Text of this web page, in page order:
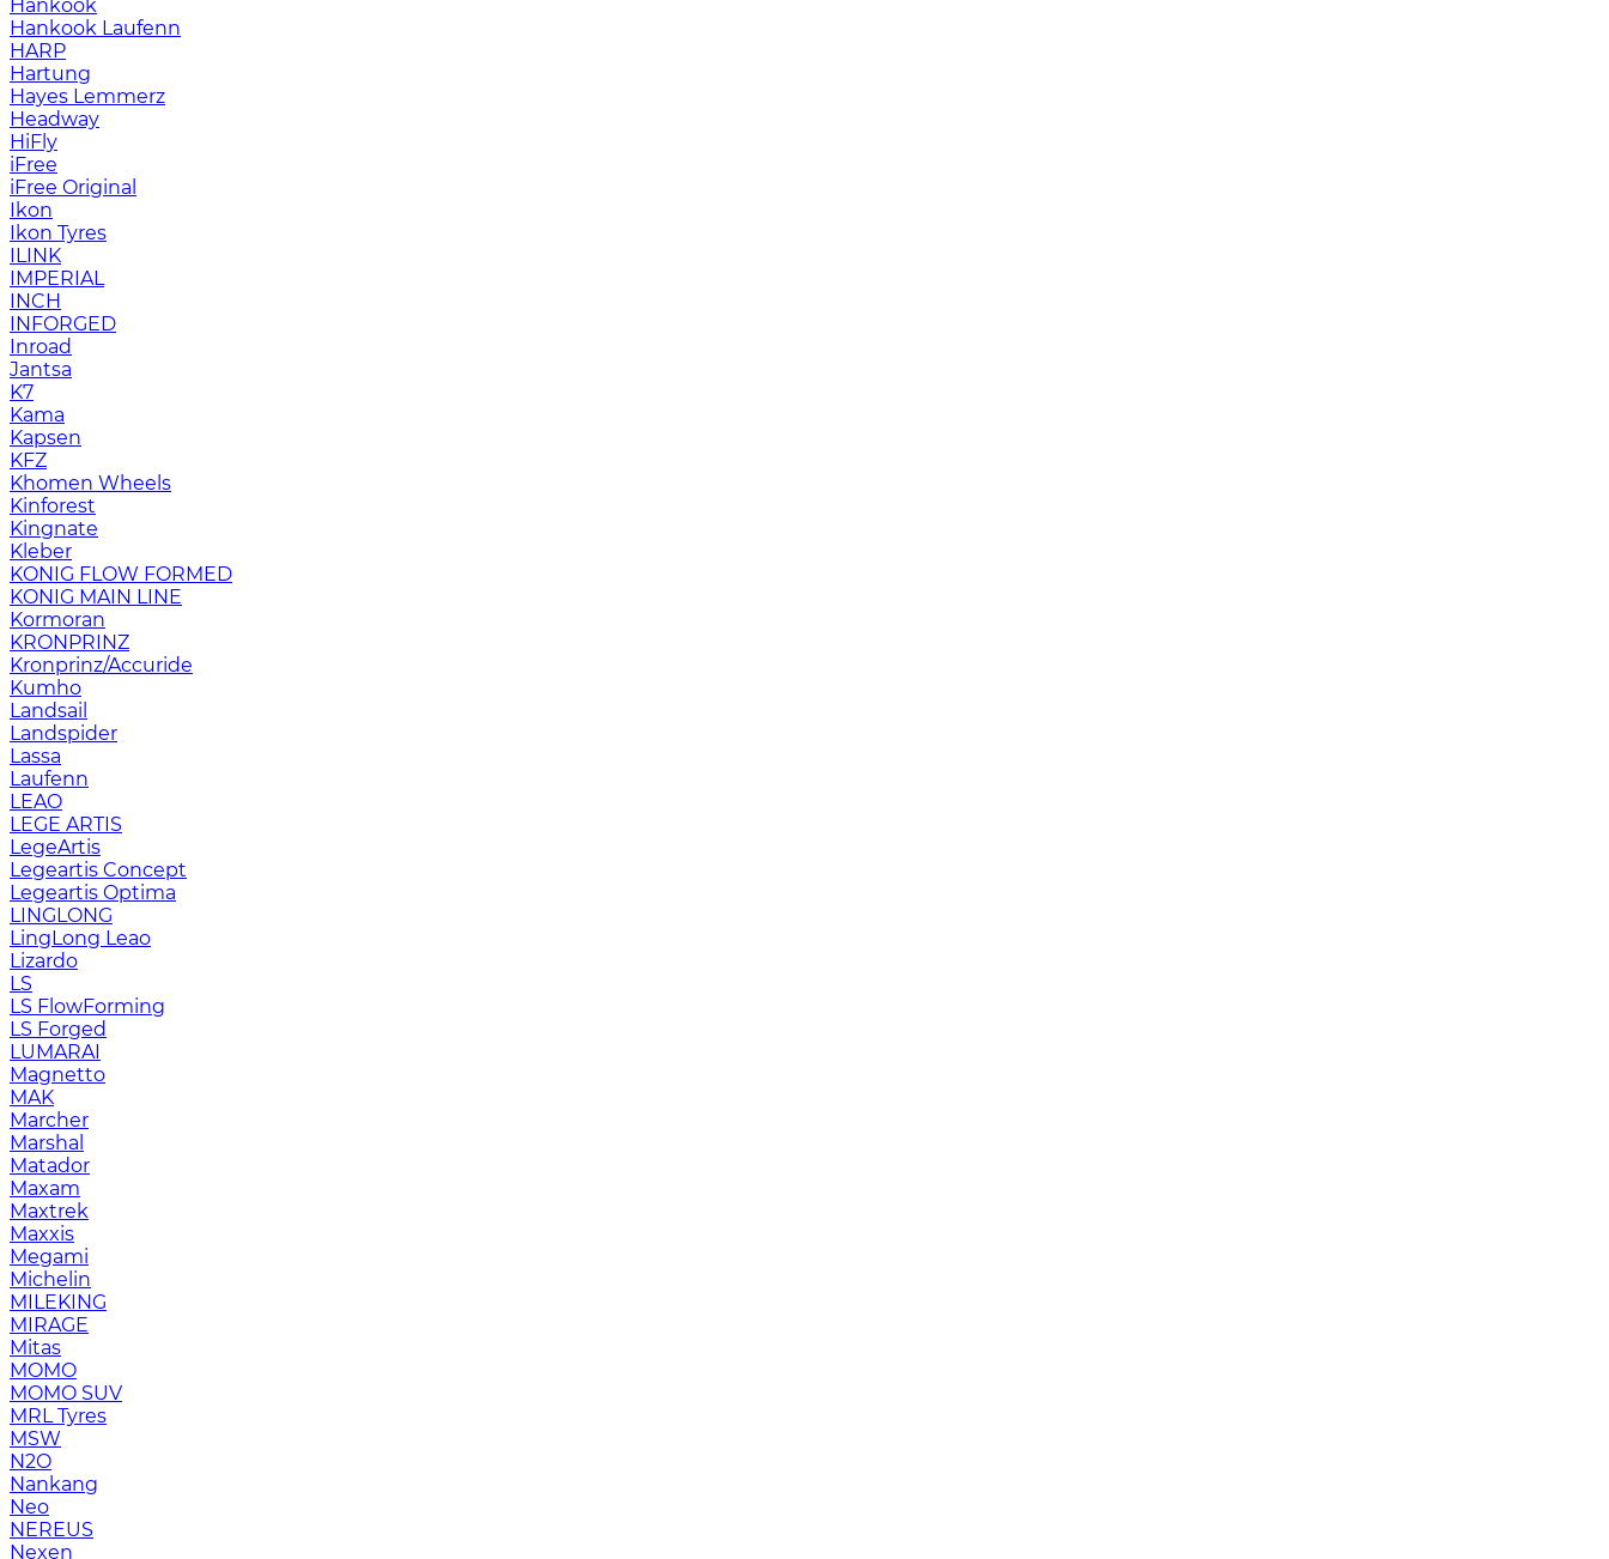
Hankook
Hankook Laufenn
HARP
Hartung
Hayes Lemmerz
Headway
HiFly
iFree
iFree Original
Ikon
Ikon Tyres
ILINK
IMPERIAL
INCH
INFORGED
Inroad
Jantsa
K7
Kama
Kapsen
KFZ
Khomen Wheels
Kinforest
Kingnate
Kleber
KONIG FLOW FORMED
KONIG MAIN LINE
Kormoran
KRONPRINZ
Kronprinz/Accuride
Kumho
Landsail
Landspider
Lassa
Laufenn
LEAO
LEGE ARTIS
LegeArtis
Legeartis Concept
Legeartis Optima
LINGLONG
LingLong Leao
Lizardo
LS
LS FlowForming
LS Forged
LUMARAI
Magnetto
MAK
Marcher
Marshal
Matador
Maxam
Maxtrek
Maxxis
Megami
Michelin
MILEKING
MIRAGE
Mitas
MOMO
MOMO SUV
MRL Tyres
MSW
N2O
Nankang
Neo
NEREUS
Nexen